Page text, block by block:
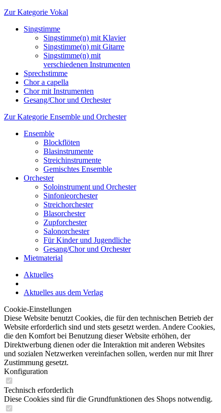
Zur Kategorie Vokal
Singstimme
Singstimme(n) mit Klavier
Singstimme(n) mit Gitarre
Singstimme(n) mit
verschiedenen Instrumenten
Sprechstimme
Chor a capella
Chor mit Instrumenten
Gesang/Chor und Orchester
Zur Kategorie Ensemble und Orchester
Ensemble
Blockflöten
Blasinstrumente
Streichinstrumente
Gemischtes Ensemble
Orchester
Soloinstrument und Orchester
Sinfonieorchester
Streichorchester
Blasorchester
Zupforchester
Salonorchester
Für Kinder und Jugendliche
Gesang/Chor und Orchester
Mietmaterial
Aktuelles
Aktuelles aus dem Verlag
Cookie-Einstellungen
Diese Website benutzt Cookies, die für den technischen Betrieb der
Website erforderlich sind und stets gesetzt werden. Andere Cookies,
die den Komfort bei Benutzung dieser Website erhöhen, der
Direktwerbung dienen oder die Interaktion mit anderen Websites
und sozialen Netzwerken vereinfachen sollen, werden nur mit Ihrer
Zustimmung gesetzt.
Konfiguration
Technisch erforderlich
Diese Cookies sind für die Grundfunktionen des Shops notwendig.